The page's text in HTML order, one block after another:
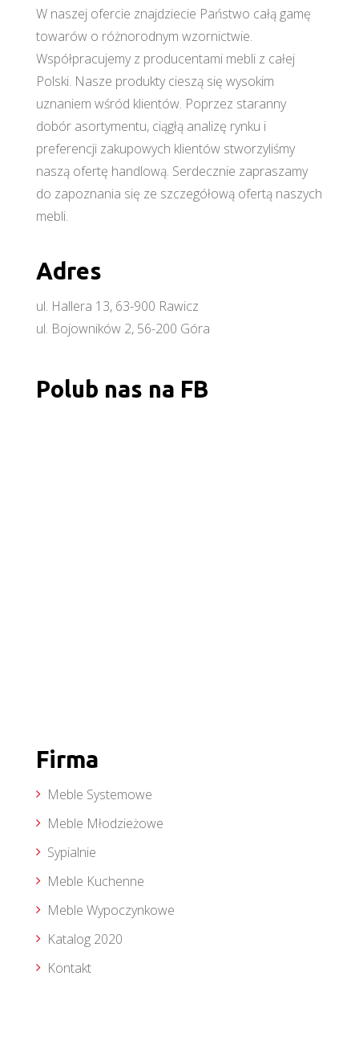
W naszej ofercie znajdziecie Państwo całą gamę
towarów o różnorodnym wzornictwie.
Współpracujemy z producentami mebli z całej
Polski. Nasze produkty cieszą się wysokim
uznaniem wśród klientów. Poprzez staranny
dobór asortymentu, ciągłą analizę rynku i
preferencji zakupowych klientów stworzyliśmy
naszą ofertę handlową. Serdecznie zapraszamy
do zapoznania się ze szczegółową ofertą naszych
mebli.
Adres
ul. Hallera 13, 63-900 Rawicz
ul. Bojowników 2, 56-200 Góra
Polub nas na FB
Firma
Meble Systemowe
Meble Młodzieżowe
Sypialnie
Meble Kuchenne
Meble Wypoczynkowe
Katalog 2020
Kontakt